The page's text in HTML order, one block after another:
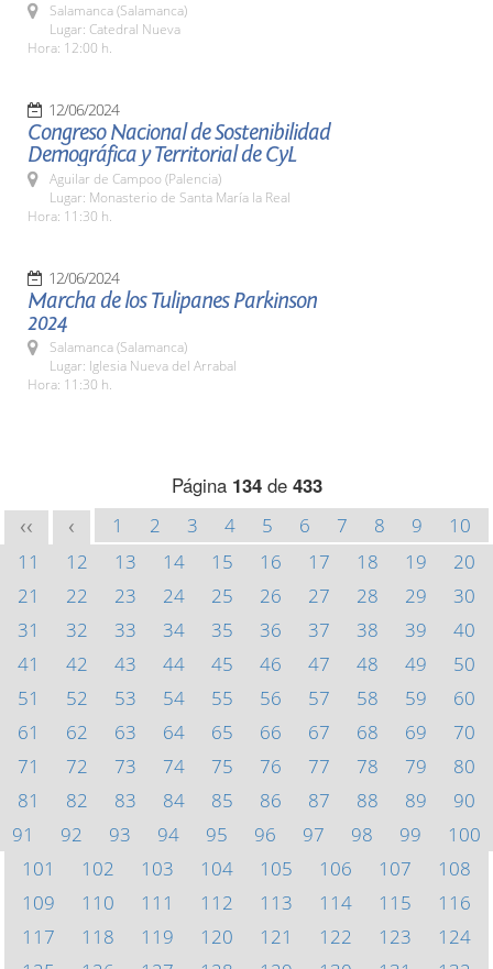
Salamanca (Salamanca)
Lugar: Catedral Nueva
Hora: 12:00 h.
12/06/2024
Congreso Nacional de Sostenibilidad
Demográfica y Territorial de CyL
Aguilar de Campoo (Palencia)
Lugar: Monasterio de Santa María la Real
Hora: 11:30 h.
12/06/2024
Marcha de los Tulipanes Parkinson
2024
Salamanca (Salamanca)
Lugar: Iglesia Nueva del Arrabal
Hora: 11:30 h.
Página 134de 433
<< < 1 2 3 4 5 6 7 8 9
10
11
12 13 14 15 16 17 18 19
20
21
22 23 24 25 26 27 28 29
30
31
32 33 34 35 36 37 38 39
40
41
42 43 44 45 46 47 48 49
50
51
52 53 54 55 56 57 58 59
60
61
62 63 64 65 66 67 68 69
70
71
72 73 74 75 76 77 78 79
80
81
82 83 84 85 86 87 88 89
90
91
92 93 94 95 96 97 98 99
100
101
102 103 104 105 106 107
108
109
110 111 112 113 114 115
116
117
118 119 120 121 122 123
124